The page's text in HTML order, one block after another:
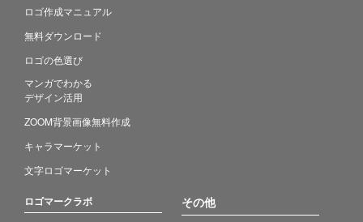
ロゴ作成マニュアル
無料ダウンロード
ロゴの色選び
マンガでわかる
デザイン活用
ZOOM背景画像無料作成
キャラマーケット
文字ロゴマーケット
ロゴマークラボ その他